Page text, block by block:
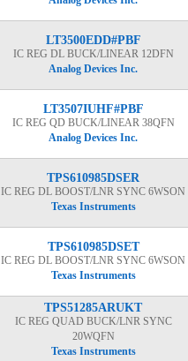
LT3500EDD#PBF
IC REG DL BUCK/LINEAR 12DFN
Analog Devices Inc.
LT3507IUHF#PBF
IC REG QD BUCK/LINEAR 38QFN
Analog Devices Inc.
TPS610985DSER
IC REG DL BOOST/LNR SYNC 6WSON
Texas Instruments
TPS610985DSET
IC REG DL BOOST/LNR SYNC 6WSON
Texas Instruments
TPS51285ARUKT
IC REG QUAD BUCK/LNR SYNC
20WQFN
Texas Instruments